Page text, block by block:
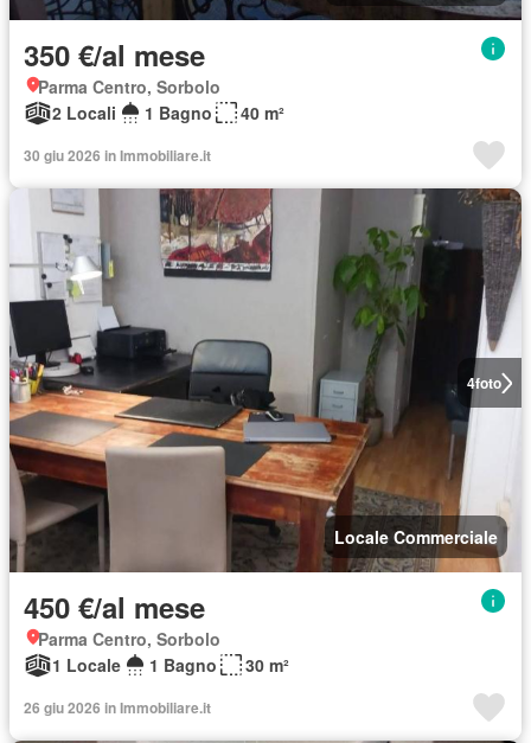
350 €/al mese
Parma Centro, Sorbolo
2 Locali
1 Bagno 40 m²
30 giu 2026 in Immobiliare.it
4foto
Locale Commerciale
450 €/al mese
Parma Centro, Sorbolo
1 Locale
1 Bagno 30 m²
26 giu 2026 in Immobiliare.it